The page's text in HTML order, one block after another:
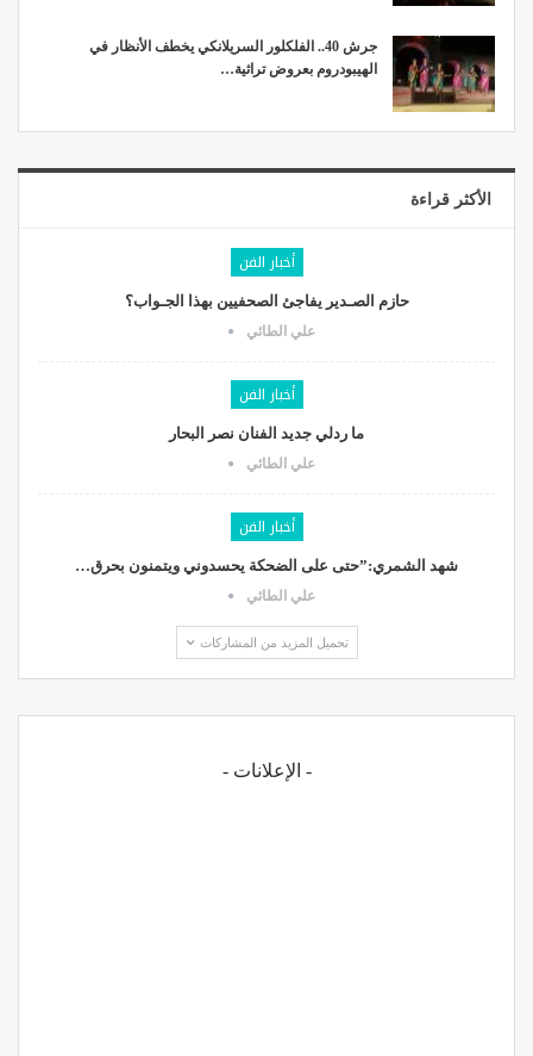
جرش 40.. الفلكلور السريلانكي يخطف الأنظار في
الهيبودروم بعروض تراثية…
الأكثر قراءة
أخبار الفن
حازم الصـدير يفاجئ الصحفيين بهذا الجـواب؟
علي الطائي
أخبار الفن
ما ردلي جديد الفنان نصر البحار
علي الطائي
أخبار الفن
شهد الشمري:”حتى على الضحكة يحسدوني ويتمنون بحرق…
علي الطائي
تحميل المزيد من المشاركات
- الإعلانات -